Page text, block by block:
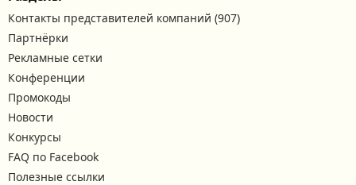
Контакты представителей компаний (907)
Партнёрки
Рекламные сетки
Конференции
Промокоды
Новости
Конкурсы
FAQ по Facebook
Полезные ссылки